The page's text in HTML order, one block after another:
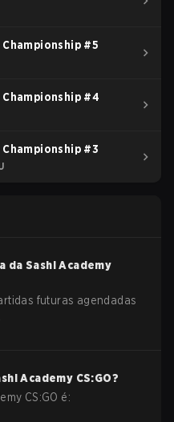
#5
#4
#3
da Sashi Academy
futuras agendadas
Academy CS:GO?
CS:GO é: